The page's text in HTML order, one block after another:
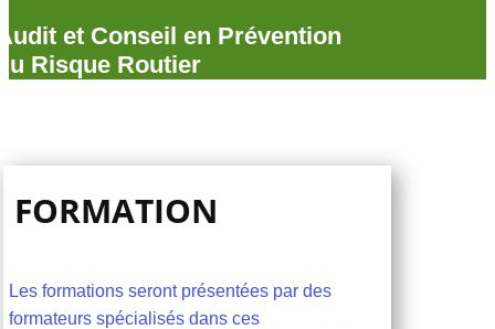
et Conseil en Prévention
Risque Routi​er
FORMATION
Les formations seront présentées par des
formateurs spécialisés dans ces